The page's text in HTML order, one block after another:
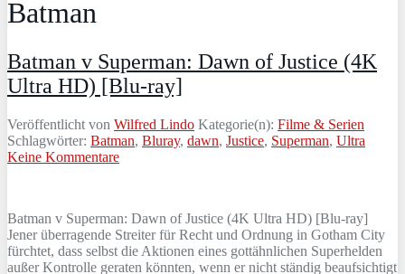
Batman
Batman v Superman: Dawn of Justice (4K
Ultra HD) [Blu-ray]
Veröffentlicht von Wilfred Lindo Kategorie(n): Filme & Serien
Schlagwörter: Batman, Bluray, dawn, Justice, Superman, Ultra
Keine Kommentare
Batman v Superman: Dawn of Justice (4K Ultra HD) [Blu-ray]
Jener überragende Streiter für Recht und Ordnung in Gotham City
fürchtet, dass selbst die Aktionen eines gottähnlichen Superhelden
außer Kontrolle geraten könnten, wenn er nicht ständig beaufsichtigt